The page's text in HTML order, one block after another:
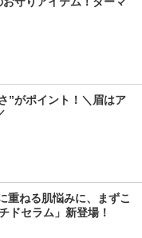
”がポイント！＼眉はア
重ねる肌悩みに、まずこ
ドセラム」新登場！